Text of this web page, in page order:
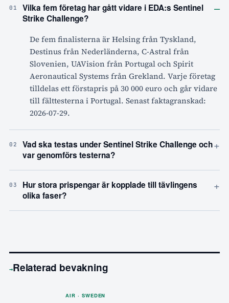
01
Vilka fem företag har gått vidare i EDA:s Sentinel
Strike Challenge?
–
De fem finalisterna är Helsing från Tyskland,
Destinus från Nederländerna, C-Astral från
Slovenien, UAVision från Portugal och Spirit
Aeronautical Systems från Grekland. Varje företag
tilldelas ett förstapris på 30 000 euro och går vidare
till fälttesterna i Portugal. Senast faktagranskad:
2026-07-29.
02
Vad ska testas under Sentinel Strike Challenge och
var genomförs testerna?
+
03
Hur stora prispengar är kopplade till tävlingens
olika faser?
+
→Relaterad bevakning
AIR · SWEDEN